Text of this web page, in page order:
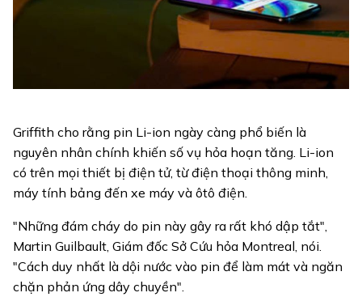
Griffith cho rằng pin Li-ion ngày càng phổ biến là
nguyên nhân chính khiến số vụ hỏa hoạn tăng. Li-ion
có trên mọi thiết bị điện tử, từ điện thoại thông minh,
máy tính bảng đến xe máy và ôtô điện.
"Những đám cháy do pin này gây ra rất khó dập tắt",
Martin Guilbault, Giám đốc Sở Cứu hỏa Montreal, nói.
"Cách duy nhất là dội nước vào pin để làm mát và ngăn
chặn phản ứng dây chuyền".